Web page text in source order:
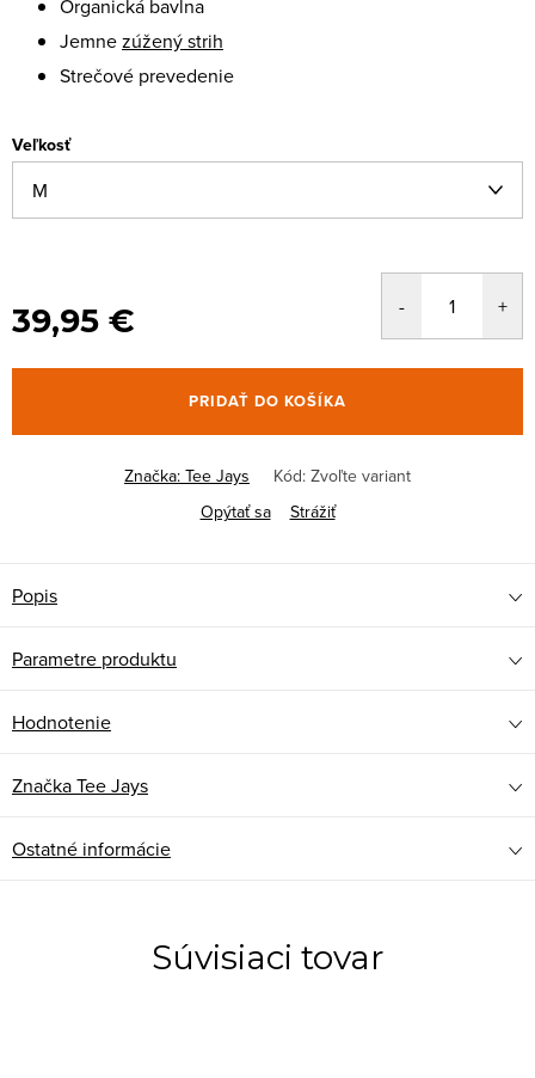
Organická bavlna
Jemnezúžený strih
Strečové prevedenie
Veľkosť
39,95 €
PRIDAŤ DO KOŠÍKA
Značka: Tee Jays Kód: Zvoľte variant
Opýtať sa
Strážiť
Popis
Parametre produktu
Hodnotenie
ZnačkaTee Jays
Ostatné informácie
Súvisiaci tovar